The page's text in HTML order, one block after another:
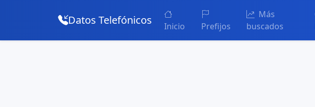
Datos Telefónicos Inicio Prefijos
Más
buscados